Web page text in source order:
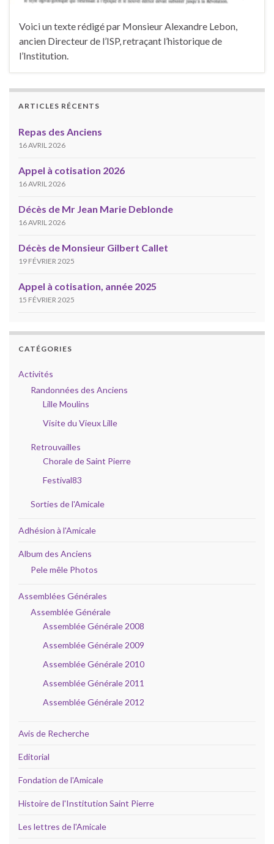
Voici un texte rédigé par Monsieur Alexandre Lebon,
ancien Directeur de l’ISP, retraçant l’historique de
l’Institution.
ARTICLES RÉCENTS
Repas des Anciens
16 AVRIL 2026
Appel à cotisation 2026
16 AVRIL 2026
Décès de Mr Jean Marie Deblonde
16 AVRIL 2026
Décès de Monsieur Gilbert Callet
19 FÉVRIER 2025
Appel à cotisation, année 2025
15 FÉVRIER 2025
CATÉGORIES
Activités
Randonnées des Anciens
Lille Moulins
Visite du Vieux Lille
Retrouvailles
Chorale de Saint Pierre
Festival83
Sorties de l'Amicale
Adhésion à l'Amicale
Album des Anciens
Pele mêle Photos
Assemblées Générales
Assemblée Générale
Assemblée Générale 2008
Assemblée Générale 2009
Assemblée Générale 2010
Assemblée Générale 2011
Assemblée Générale 2012
Avis de Recherche
Editorial
Fondation de l'Amicale
Histoire de l'Institution Saint Pierre
Les lettres de l'Amicale